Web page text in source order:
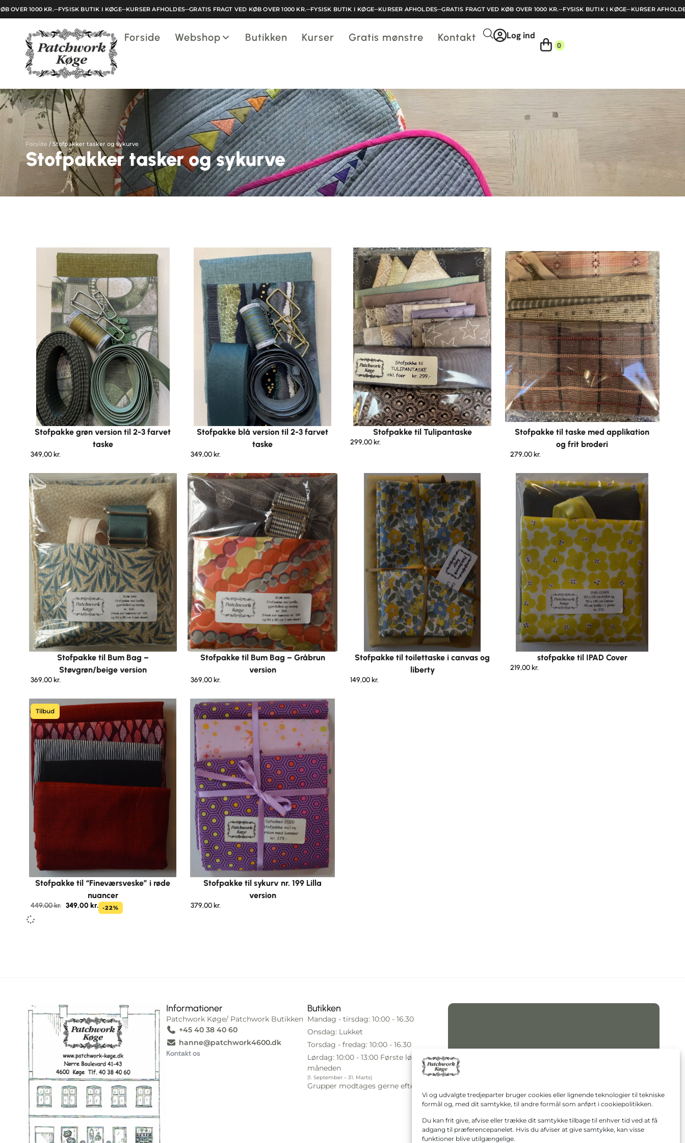
Vi og udvalgte tredjeparter bruger cookies eller lignende teknologier til tekniske
formål og, med dit samtykke, til andre formål som anført i cookiepolitikken.
Du kan frit give, afvise eller trække dit samtykke tilbage til enhver tid ved at få
adgang til præferencepanelet. Hvis du afviser at give samtykke, kan visse
funktioner blive utilgængelige.
1000 KR. ─FYSISK BUTIK I KØGE─KURSER AFHOLDES─GRATIS FRAGT VED KØB OVER 1000 KR. ─FYSISK BUTIK I KØGE─KURSER AFHOLDES─GRATIS FRAGT VED KØB OVER 1000 KR. ─FYSISK BUTIK I KØGE─KURSER AFHOLDES─
Forside Webshop Butikken Kurser Gratis mønstre Kontakt Log ind
0
Indkøbskurv
Din kurv er tom.
I alt 0,00kr.
Køb for 1.000,00 kr. mere for gratis fragt!
Gå til betaling
Forside / Stofpakker tasker og sykurve
Stofpakker tasker og sykurve
Stofpakke grøn version til 2-3 farvet
taske
349,00 kr.
Stofpakke blå version til 2-3 farvet
taske
349,00 kr.
Stofpakke til Tulipantaske
299,00 kr.
Stofpakke til taske med applikation
og frit broderi
279,00 kr.
Stofpakke til Bum Bag –
Støvgrøn/beige version
369,00 kr.
Stofpakke til Bum Bag – Gråbrun
version
369,00 kr.
Stofpakke til toilettaske i canvas og
liberty
149,00 kr.
stofpakke til IPAD Cover
219,00 kr.
Tilbud
Stofpakke til “Fineværsveske” i røde
nuancer
449,00kr. 349,00 kr. -22%
Stofpakke til sykurv nr. 199 Lilla
version
379,00 kr.
Informationer
Patchwork Køge/ Patchwork Butikken
+45 40 38 40 60
hanne@patchwork4600.dk
Kontakt os
Butikken
Mandag - tirsdag: 10:00 - 16.30
Onsdag: Lukket
Torsdag - fredag: 10:00 - 16.30
Lørdag: 10:00 - 13:00 Første lørdag i
måneden
(1. September – 31. Marts)
Grupper modtages gerne efter aftale.